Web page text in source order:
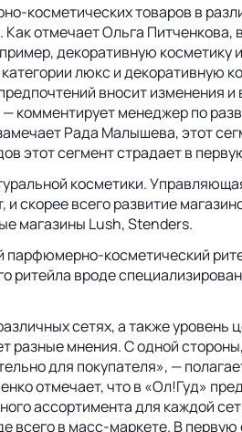
товаров в
отмечает Ольга
декоративную
люкс и декоративную
вносит изменения
комментирует менеджер по
Рада Малышева, этот
этот сегмент страдает в
косметики.
скорее всего развитие
магазины Lush, Stenders.
косметический
вроде
сетях, а также уровень
разные мнения. С одной
для покупателя», —
отмечает, что в «Ол!Гуд»
ассортимента для каждой
всего в масс-маркете. В